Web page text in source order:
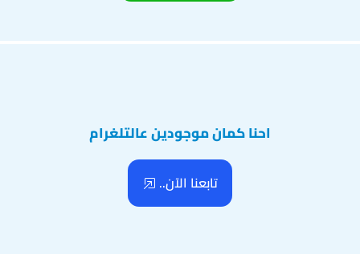
احنا كمان موجودين عالتلغرام
تابعنا الآن..